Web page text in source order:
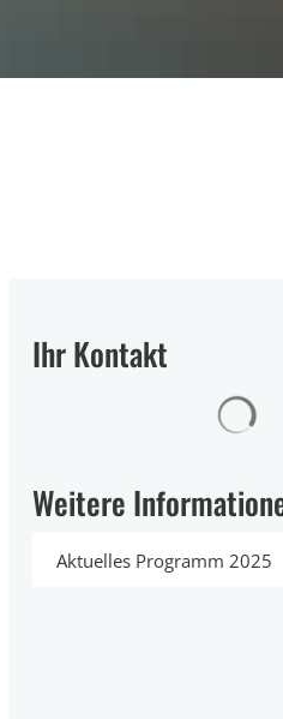
Ihr Kontakt
Weitere
Aktuelles Programm 2025